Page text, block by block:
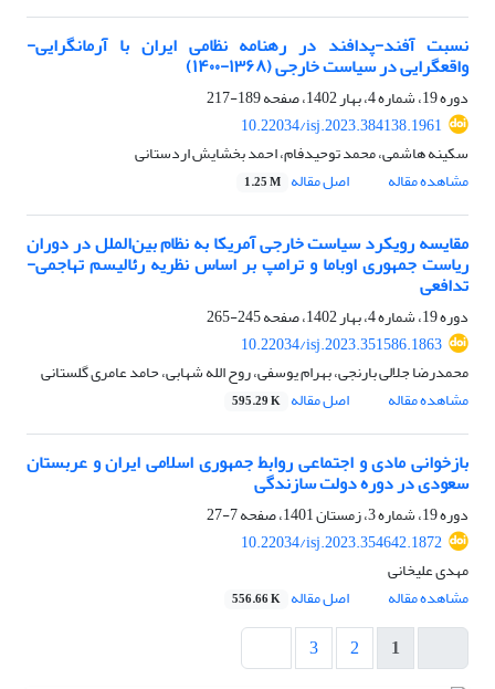
نسبت آفند-پدافند در رهنامه نظامی ایران با آرمان‏گرایی-
واقع‏گرایی در سیاست خارجی (۱۳۶۸-۱۴۰۰)
دوره 19، شماره 4، بهار 1402، صفحه
189-217
10.22034/isj.2023.384138.1961
سکینه هاشمی، محمد توحیدفام، احمد بخشایش اردستانی
مشاهده مقاله
اصل مقاله 1.25 M
مقایسه رویکرد سیاست خارجی آمریکا به نظام بین‌الملل در دوران
ریاست جمهوری اوباما و ترامپ بر اساس نظریه رئالیسم تهاجمی-
تدافعی
دوره 19، شماره 4، بهار 1402، صفحه
245-265
10.22034/isj.2023.351586.1863
محمدرضا جلالی بارنجی، بهرام یوسفی، روح الله شهابی، حامد عامری گلستانی
مشاهده مقاله
اصل مقاله 595.29 K
بازخوانی مادی و اجتماعی روابط جمهوری اسلامی ایران و عربستان
سعودی در دوره دولت سازندگی
دوره 19، شماره 3، زمستان 1401، صفحه
7-27
10.22034/isj.2023.354642.1872
مهدى علیخانى
مشاهده مقاله
اصل مقاله 556.66 K
1
2
3